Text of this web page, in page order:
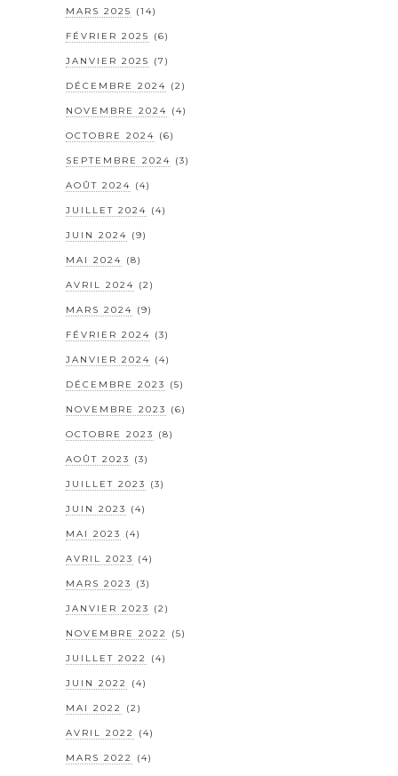
MARS 2025 (14)
FÉVRIER 2025 (6)
JANVIER 2025 (7)
DÉCEMBRE 2024 (2)
NOVEMBRE 2024 (4)
OCTOBRE 2024 (6)
SEPTEMBRE 2024 (3)
AOÛT 2024 (4)
JUILLET 2024 (4)
JUIN 2024 (9)
MAI 2024 (8)
AVRIL 2024 (2)
MARS 2024 (9)
FÉVRIER 2024 (3)
JANVIER 2024 (4)
DÉCEMBRE 2023 (5)
NOVEMBRE 2023 (6)
OCTOBRE 2023 (8)
AOÛT 2023 (3)
JUILLET 2023 (3)
JUIN 2023 (4)
MAI 2023 (4)
AVRIL 2023 (4)
MARS 2023 (3)
JANVIER 2023 (2)
NOVEMBRE 2022 (5)
JUILLET 2022 (4)
JUIN 2022 (4)
MAI 2022 (2)
AVRIL 2022 (4)
MARS 2022 (4)